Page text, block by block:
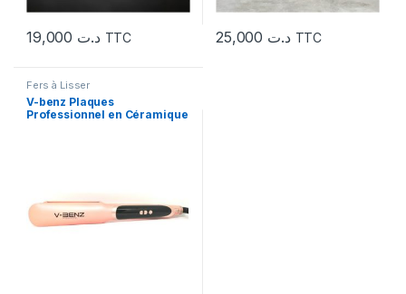
د.ت TTC د.ت TTC
Fers à Lisser
V-benz Plaques
Professionnel en Céramique